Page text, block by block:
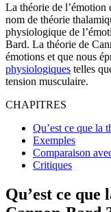
La théorie de l’émotion
nom de théorie
physiologique de
Bard. La théorie de
émotions et que nous
physiologiques telles
tension musculaire.
CHAPITRES
Qu’est ce que la
Exemples
Comparaison
Critiques
Qu’est ce que